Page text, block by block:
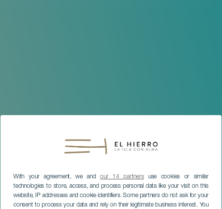
With your agreement, we andour 14 partnersuse cookies or similar
technologies to store, access, and process personal data like your visit on this
website, IP addresses and cookie identifiers. Some partners do not ask for your
consent to process your data and rely on their legitimate business interest. You